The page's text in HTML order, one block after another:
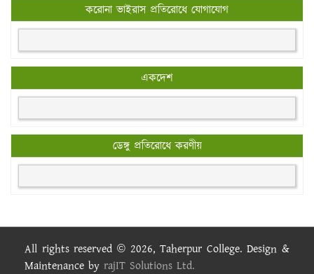
করোনা ভাইরাস প্রতিরোধে যোগাযোগ
একদেশ
ডেঙ্গু প্রতিরোধে করণীয়
All rights reserved © 2026, Taherpur College. Design &
Maintenance by rajIT Solutions Ltd.